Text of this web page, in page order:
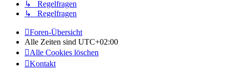
↳ Regelfragen
↳ Regelfragen
Foren-Übersicht
Alle Zeiten sind UTC+02:00
Alle Cookies löschen
Kontakt